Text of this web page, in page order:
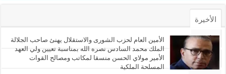
الأخيرة
الأشهر
تعليقات
الأمين العام لحزب الشورى والاستقلال يهنئ صاحب الجلالة
الملك محمد السادس نصره الله بمناسبة تعيين ولي العهد
الأمير مولاي الحسن منسقا لمكاتب ومصالح القوات
المسلحة الملكية